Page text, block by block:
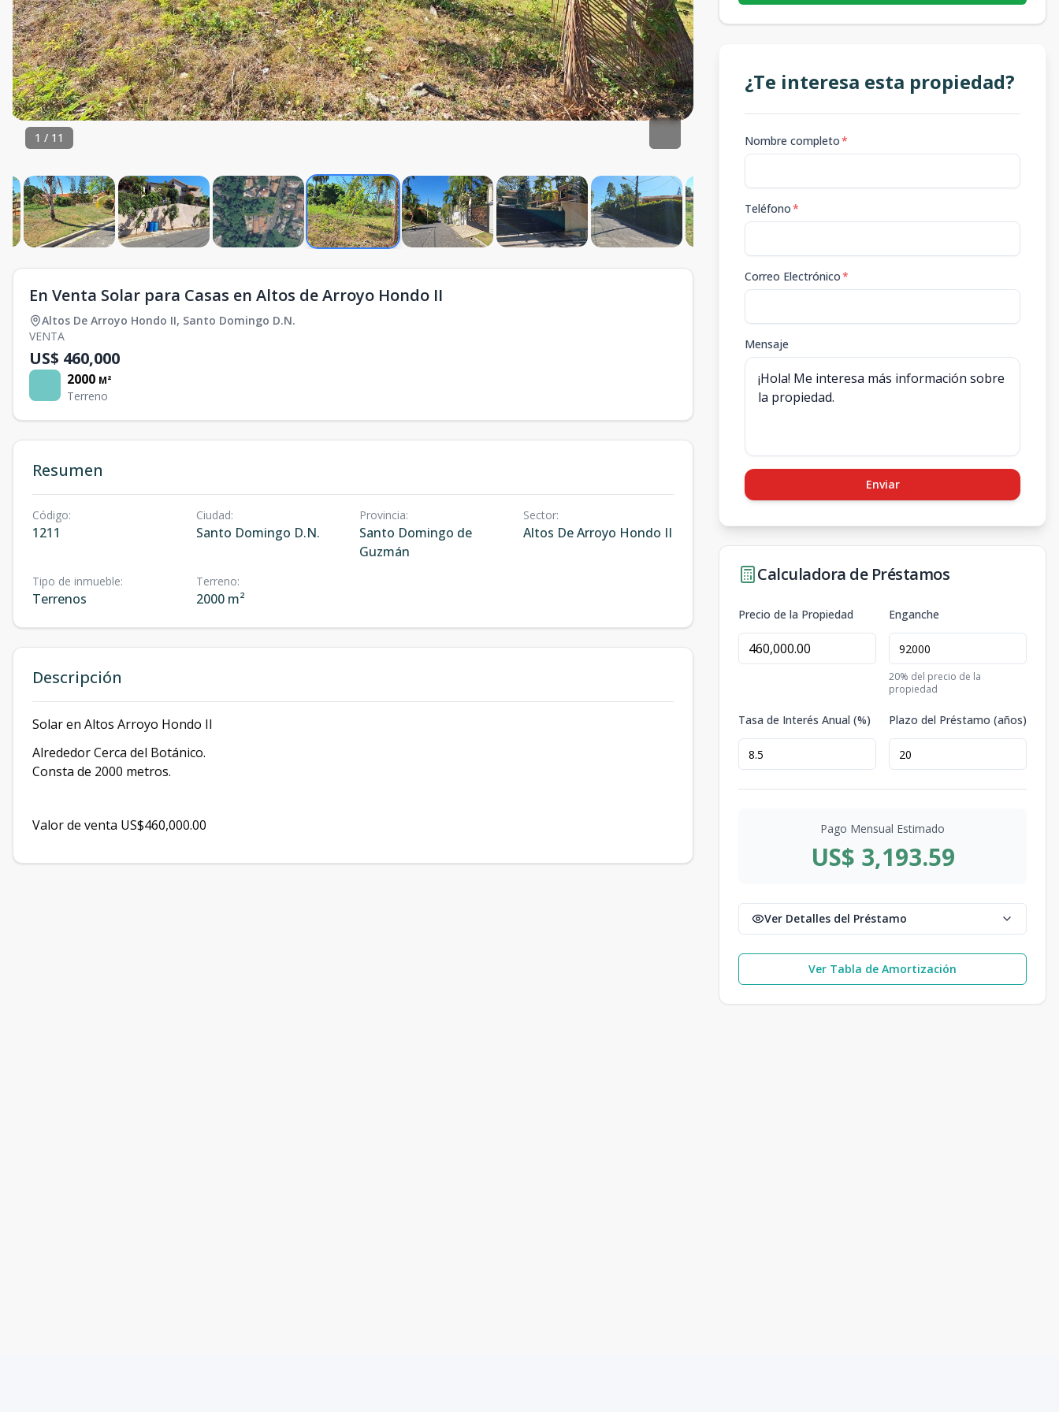
1 / 11
En Venta Solar para Casas en Altos de Arroyo Hondo II
Altos De Arroyo Hondo II, Santo Domingo D.N.
VENTA
US$ 460,000
2000 M²
Terreno
Resumen
Código:
1211
Ciudad:
Santo Domingo D.N.
Provincia:
Santo Domingo de
Guzmán
Sector:
Altos De Arroyo Hondo II
Tipo de inmueble:
Terrenos
Terreno:
2000 m²
Descripción
Solar en Altos Arroyo Hondo II
Alrededor Cerca del Botánico.
Consta de 2000 metros.
Valor de venta US$460,000.00
¿Te interesa esta propiedad?
Nombre completo*
Teléfono*
Correo Electrónico*
Mensaje
Enviar
Calculadora de Préstamos
Precio de la Propiedad Enganche
20% del precio de la
propiedad
Tasa de Interés Anual (%) Plazo del Préstamo (años)
Pago Mensual Estimado
US$ 3,193.59
Ver Detalles del Préstamo
Ver Tabla de Amortización